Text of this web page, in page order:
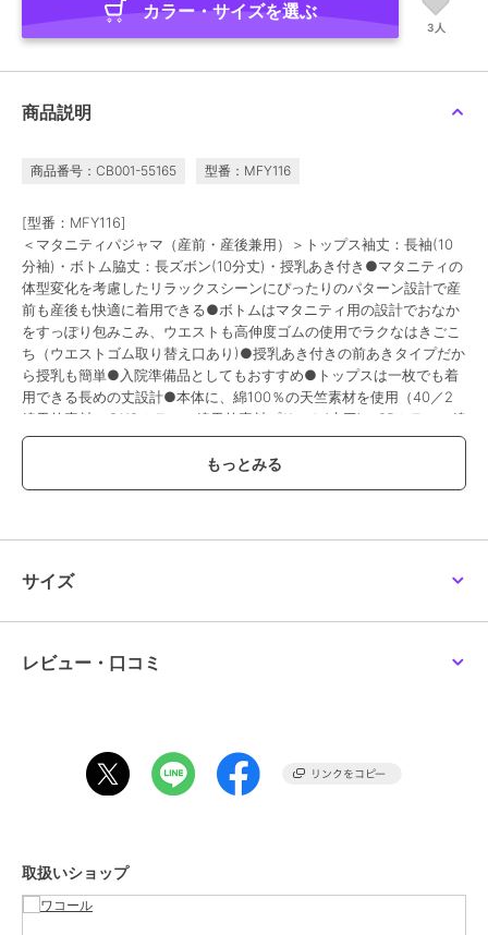
カラー・サイズを選ぶ
3人
商品説明
商品番号：CB001-55165 型番：MFY116
[型番：MFY116]
＜マタニティパジャマ（産前・産後兼用）＞トップス袖丈：長袖(10
分袖)・ボトム脇丈：長ズボン(10分丈)・授乳あき付き●マタニティの
体型変化を考慮したリラックスシーンにぴったりのパターン設計で産
前も産後も快適に着用できる●ボトムはマタニティ用の設計でおなか
をすっぽり包みこみ、ウエストも高伸度ゴムの使用でラクなはきごこ
ち（ウエストゴム取り替え口あり)●授乳あき付きの前あきタイプだか
ら授乳も簡単●入院準備品としてもおすすめ●トップスは一枚でも着
用できる長めの丈設計●本体に、綿100％の天竺素材を使用（40／2
綿天竺素材）●KOカラー：綿天竺素材プリント(水玉)、CRカラー：綿
天竺素材プリント(ストライプ)、LGカラー：綿天竺素材プリント(ハ
ートドット)●左胸にポケットあり※お洗濯は、必ず「取扱い表示」に
したがってください。
ショップ
商品カテゴリ
アンダーウェア・ルームウェア
ライトベージュR、グレー系その
他Y、アイボリーV、ネイビーO、
ライトグレーG、サックスブルー
サイズ
レビュー・口コミ
取扱いショップ